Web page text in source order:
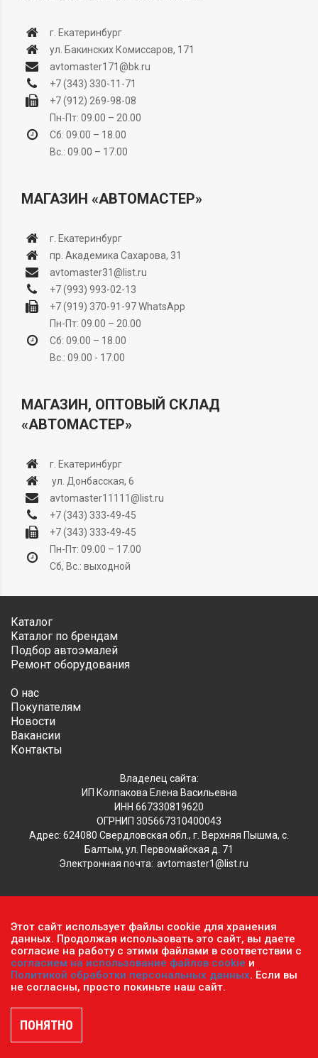
г. Екатеринбург
ул. Бакинских Комиссаров, 171
avtomaster171@bk.ru
+7 (343) 330-11-71
+7 (912) 269-98-08
Пн-Пт: 09.00 – 20.00
Сб: 09.00 – 18.00
Вс.: 09.00 – 17.00
МАГАЗИН «АВТОМАСТЕР»
г. Екатеринбург
пр. Академика Сахарова, 31
avtomaster31@list.ru
+7 (993) 993-02-13
+7 (919) 370-91-97WhatsApp
Пн-Пт: 09.00 – 20.00
Сб: 09.00 – 18.00
Вс.: 09.00 - 17.00
МАГАЗИН, ОПТОВЫЙ СКЛАД
«АВТОМАСТЕР»
г. Екатеринбург
ул. Донбасская, 6
avtomaster11111@list.ru
+7 (343) 333-49-45
+7 (343) 333-49-45
Пн-Пт: 09.00 – 17.00
Сб, Вс.: выходной
Каталог
Каталог по брендам
Подбор автоэмалей
Ремонт оборудования
О нас
Покупателям
Новости
Вакансии
Контакты
Владелец сайта:
ИП Колпакова Елена Васильевна
ИНН 667330819620
ОГРНИП 305667310400043
Адрес: 624080 Свердловская обл., г. Верхняя Пышма, с.
Балтым, ул. Первомайская д. 71
Электронная почта: avtomaster1@list.ru
Обратите внимание, что данный сайт носит исключительно
информационный характер и ни при каких условиях не
является публичной офертой, определяемой положениями ч.2
ст. 437 Гражданского кодекса РФ.Политика
конфиденциальности персональных данных.
Пользовательское соглашение.
© 2026 г. Сеть оптово-розничных магазинов «Автомастер».
Этот сайт использует файлы cookie для хранения
данных. Продолжая использовать это сайт, вы даете
согласие на работу с этими файлами в соответствии с
согласием на использование файлов cookie и
Политикой обработки персональных данных. Если вы
не согласны, просто покиньте наш сайт.
ПОНЯТНО